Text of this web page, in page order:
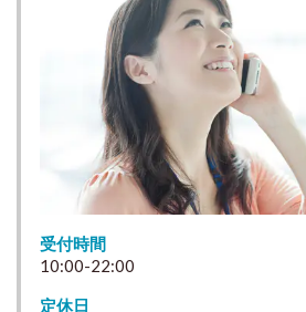
受付時間
10:00-22:00
定休日